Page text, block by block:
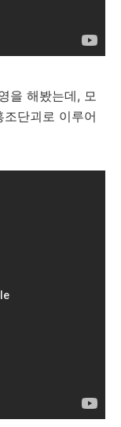
을 해봤는데, 모
단괴로 이루어